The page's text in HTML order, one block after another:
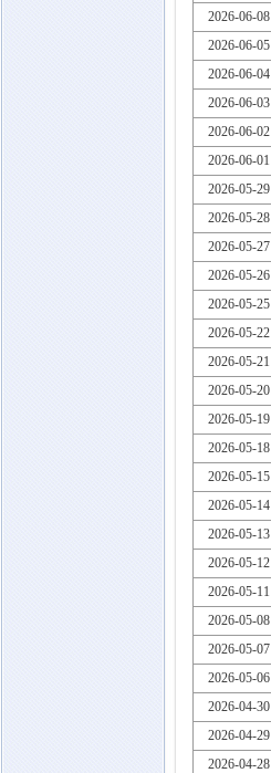
2026-06-08
2026-06-05
2026-06-04
2026-06-03
2026-06-02
2026-06-01
2026-05-29
2026-05-28
2026-05-27
2026-05-26
2026-05-25
2026-05-22
2026-05-21
2026-05-20
2026-05-19
2026-05-18
2026-05-15
2026-05-14
2026-05-13
2026-05-12
2026-05-11
2026-05-08
2026-05-07
2026-05-06
2026-04-30
2026-04-29
2026-04-28